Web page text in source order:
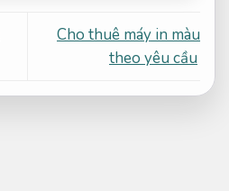
Cho thuê máy in màu
theo yêu cầu